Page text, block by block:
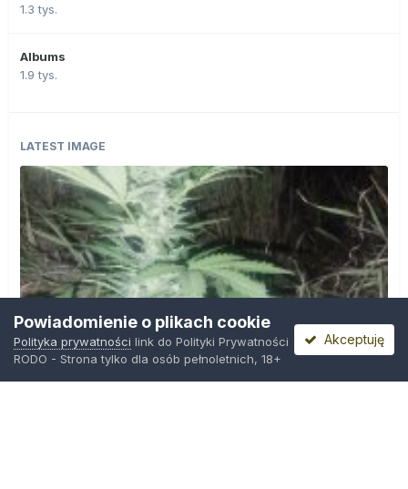
1.3 tys.
Albums
1.9 tys.
LATEST IMAGE
Powiadomienie o plikach cookie
Polityka prywatności link do Polityki Prywatności
RODO - Strona tylko dla osób pełnoletnich, 18+
Akceptuję